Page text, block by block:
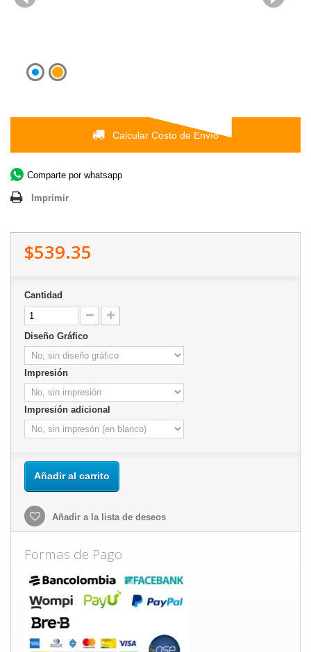
Calcular Costo de Envío
Comparte por whatsapp
Imprimir
$539.35
Cantidad
Diseño Gráfico
Impresión
Impresión adicional
Añadir al carrito
Añadir a la lista de deseos
Formas de Pago